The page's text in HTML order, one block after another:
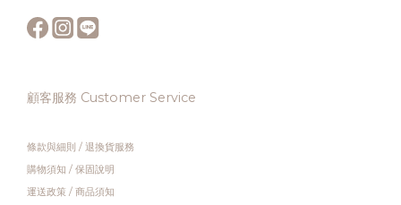
顧客服務 Customer Service
條款與細則 / 退換貨服務
購物須知 / 保固說明
運送政策 / 商品須知